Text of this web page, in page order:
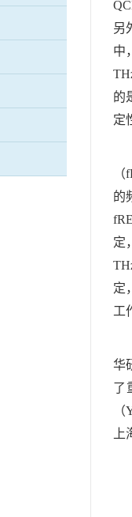
另
中
的
定
的
定
定
工
华
了